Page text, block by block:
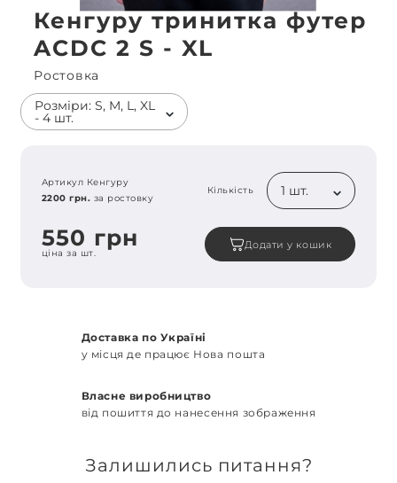
Кенгуру тринитка футер
ACDC 2 S - XL
Ростовка
Розміри: S, M, L, XL
- 4 шт.
Артикул Кенгуру
2200 грн. за ростовку
Кількість 1 шт.
550 грн
ціна за шт.
Додати у кошик
Доставка по Україні
у місця де працює Нова пошта
Власне виробництво
від пошиття до нанесення зображення
Залишились питання?